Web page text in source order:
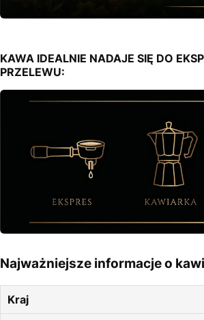
KAWA IDEALNIE NADAJE SIĘ DO
PRZELEWU:
Najważniejsze informacje o
Kraj